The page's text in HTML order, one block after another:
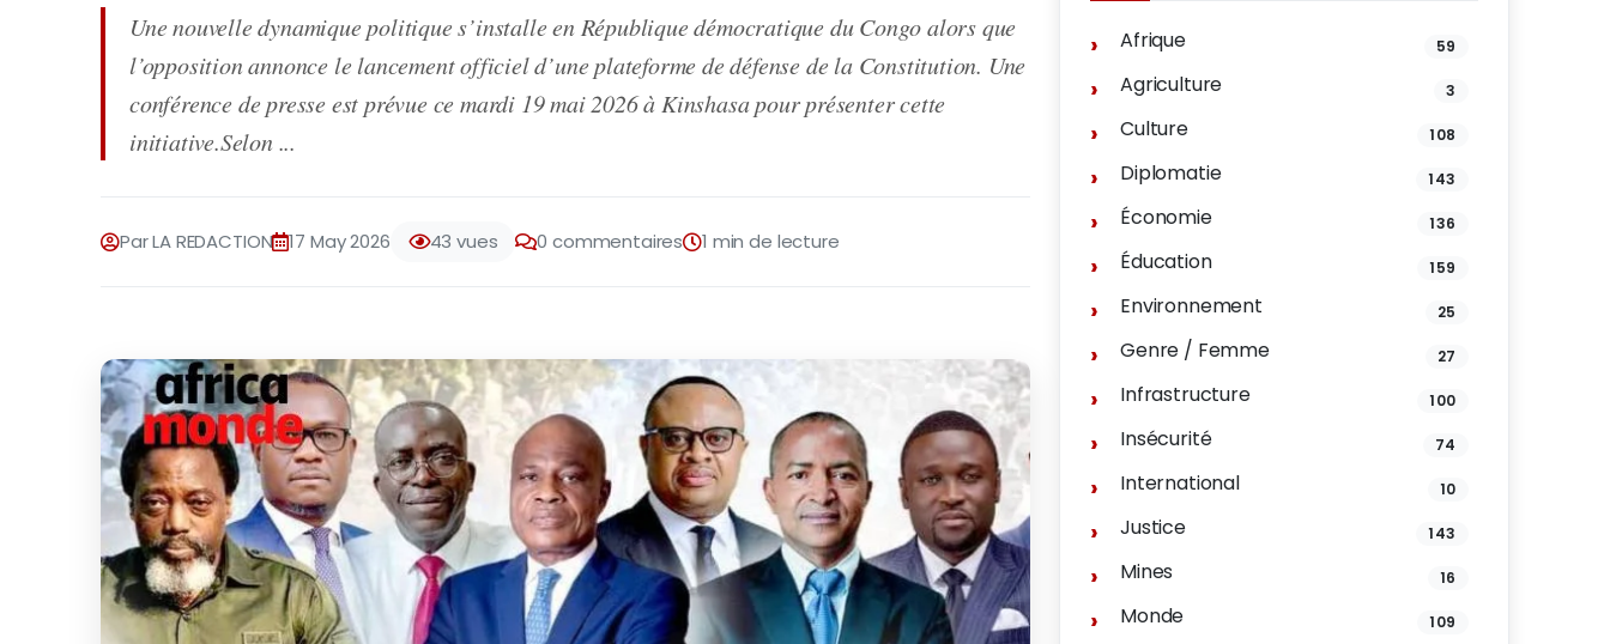
Une nouvelle dynamique politique s’installe en République démocratique du Congo alors que
l’opposition annonce le lancement officiel d’une plateforme de défense de la Constitution. Une
conférence de presse est prévue ce mardi 19 mai 2026 à Kinshasa pour présenter cette
initiative.Selon ...
Par LA REDACTION 17 May 2026 43 vues 0 commentaires 1 min de lecture
Afrique 59
Agriculture 3
Culture 108
Diplomatie 143
Économie 136
Éducation 159
Environnement 25
Genre / Femme 27
Infrastructure 100
Insécurité 74
International 10
Justice 143
Mines 16
Monde 109